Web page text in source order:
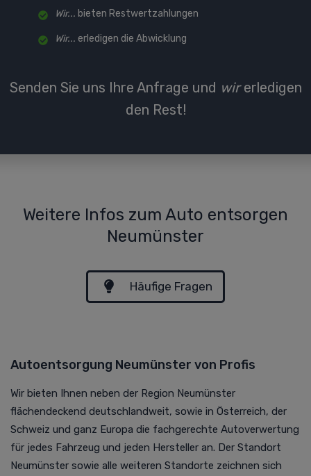
Wir... bieten Restwertzahlungen
Wir... erledigen die Abwicklung
Senden Sie uns Ihre Anfrage und wirerledigen
den Rest!
Weitere Infos zum Auto entsorgen
Neumünster
Häufige Fragen
Autoentsorgung Neumünster von Profis
Wir bieten Ihnen neben der Region Neumünster
flächendeckend deutschlandweit, sowie in Österreich, der
Schweiz und ganz Europa die fachgerechte Autoverwertung
für jedes Fahrzeug und jeden Hersteller an. Der Standort
Neumünster sowie alle weiteren Standorte zeichnen sich